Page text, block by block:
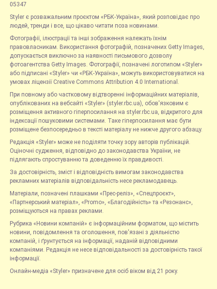
05347
Styler є розважальним проєктом «РБК-Україна», який розповідає про
людей, тренди і все, що цікаво читати поза новинами.
Фотографії, ілюстрації та інші зображення належать їхнім
правовласникам. Використання фотографій, позначених Getty Images,
допускається виключно за наявності письмового дозволу
фотоагентства Getty Images. Фотографії, позначені логотипом «Styler»
або підписані «Styler» чи «РБК-Україна», можуть використовуватися на
умовах ліцензії Creative Commons Attribution 4.0 International.
При повному або частковому відтворенні інформаційних матеріалів,
опублікованих на вебсайті «Styler» (styler.rbc.ua), обов'язковим є
розміщення активного гіперпосилання на styler.rbc.ua, відкритого для
індексації пошуковими системами. Таке гіперпосилання має бути
розміщене безпосередньо в тексті матеріалу не нижче другого абзацу.
Редакція «Styler» може не поділяти точку зору авторів публікацій.
Оціночні судження, відповідно до законодавства України, не
підлягають спростуванню та доведенню їх правдивості.
За достовірність, зміст і відповідність вимогам законодавства
рекламних матеріалів відповідальність несе рекламодавець.
Матеріали, позначені плашками «Прес-реліз», «Спецпроєкт»,
«Партнерський матеріал», «Promo», «Благодійність» та «Резонанс»,
розміщуються на правах реклами.
Рубрика «Новини компаній» є інформаційним форматом, що містить
новини, повідомлення та оголошення, пов'язані з діяльністю
компаній, і ґрунтується на інформації, наданій відповідними
компаніями. Редакція не несе відповідальності за достовірність такої
інформації.
Онлайн-медіа «Styler» призначене для осіб віком від 21 року.